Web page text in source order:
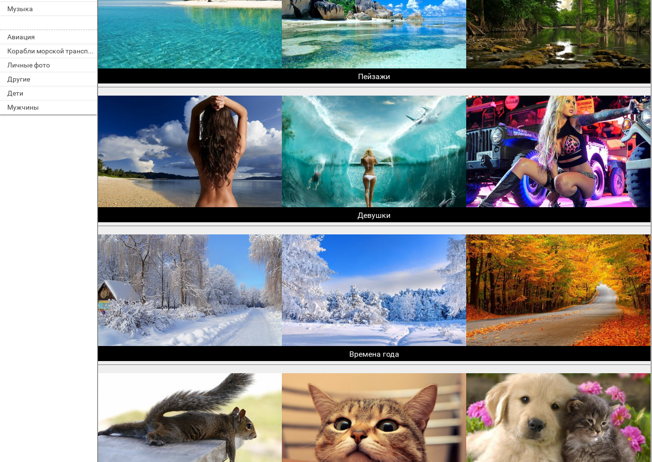
Музыка
Авиация
Корабли морской транспорт
Личные фото
Другие
Дети
Мужчины
Пейзажи
Девушки
Времена года